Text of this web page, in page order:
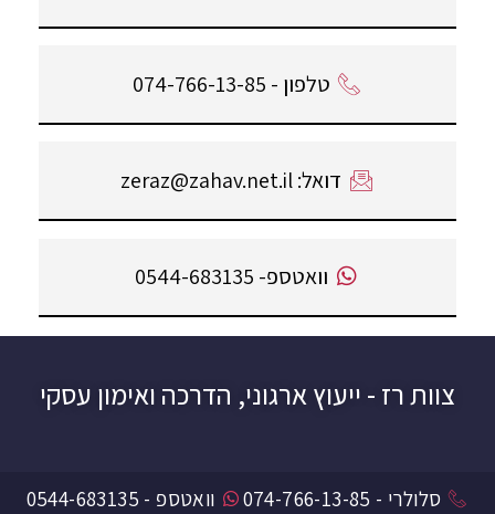
טלפון - 074-766-13-85
דואל: zeraz@zahav.net.il
וואטספ- 0544-683135
צוות רז - ייעוץ ארגוני, הדרכה ואימון עסקי
סלולרי - 074-766-13-85 וואטספ - 0544-683135